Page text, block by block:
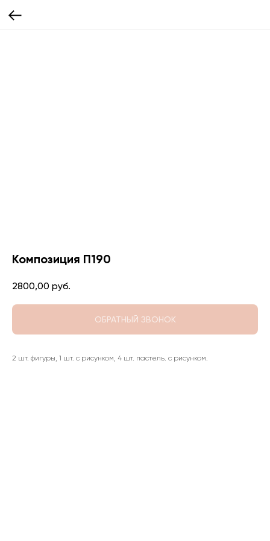
Композиция П190
2800,00 руб.
ОБРАТНЫЙ ЗВОНОК
2 шт. фигуры, 1 шт. с рисунком, 4 шт. пастель. с рисунком.